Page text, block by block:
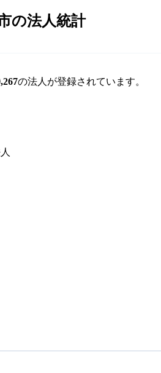
の法人統計
の法人が登録されています。